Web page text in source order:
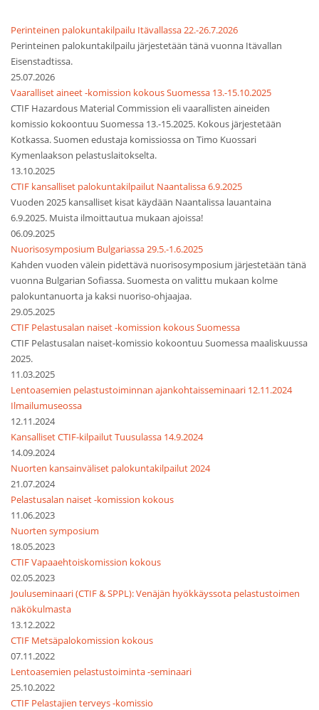
Perinteinen palokuntakilpailu Itävallassa 22.-26.7.2026
Perinteinen palokuntakilpailu järjestetään tänä vuonna Itävallan
Eisenstadtissa.
25.07.2026
Vaaralliset aineet -komission kokous Suomessa 13.-15.10.2025
CTIF Hazardous Material Commission eli vaarallisten aineiden
komissio kokoontuu Suomessa 13.-15.2025. Kokous järjestetään
Kotkassa. Suomen edustaja komissiossa on Timo Kuossari
Kymenlaakson pelastuslaitokselta.
13.10.2025
CTIF kansalliset palokuntakilpailut Naantalissa 6.9.2025
Vuoden 2025 kansalliset kisat käydään Naantalissa lauantaina
6.9.2025. Muista ilmoittautua mukaan ajoissa!
06.09.2025
Nuorisosymposium Bulgariassa 29.5.-1.6.2025
Kahden vuoden välein pidettävä nuorisosymposium järjestetään tänä
vuonna Bulgarian Sofiassa. Suomesta on valittu mukaan kolme
palokuntanuorta ja kaksi nuoriso-ohjaajaa.
29.05.2025
CTIF Pelastusalan naiset -komission kokous Suomessa
CTIF Pelastusalan naiset-komissio kokoontuu Suomessa maaliskuussa
2025.
11.03.2025
Lentoasemien pelastustoiminnan ajankohtaisseminaari 12.11.2024
Ilmailumuseossa
12.11.2024
Kansalliset CTIF-kilpailut Tuusulassa 14.9.2024
14.09.2024
Nuorten kansainväliset palokuntakilpailut 2024
21.07.2024
Pelastusalan naiset -komission kokous
11.06.2023
Nuorten symposium
18.05.2023
CTIF Vapaaehtoiskomission kokous
02.05.2023
Jouluseminaari (CTIF & SPPL): Venäjän hyökkäyssota pelastustoimen
näkökulmasta
13.12.2022
CTIF Metsäpalokomission kokous
07.11.2022
Lentoasemien pelastustoiminta -seminaari
25.10.2022
CTIF Pelastajien terveys -komissio